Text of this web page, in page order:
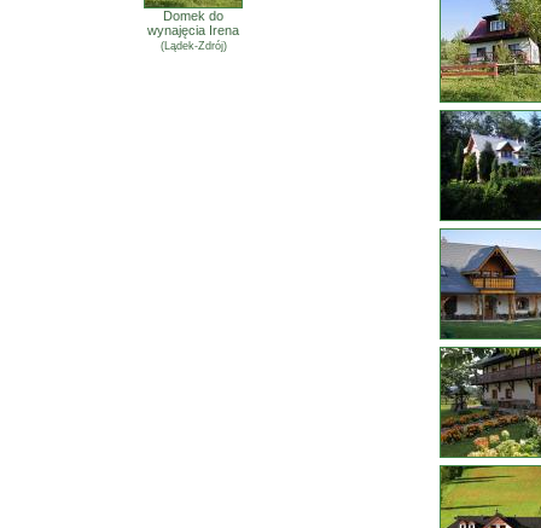
Domek do
wynajęcia Irena
(Lądek-Zdrój)